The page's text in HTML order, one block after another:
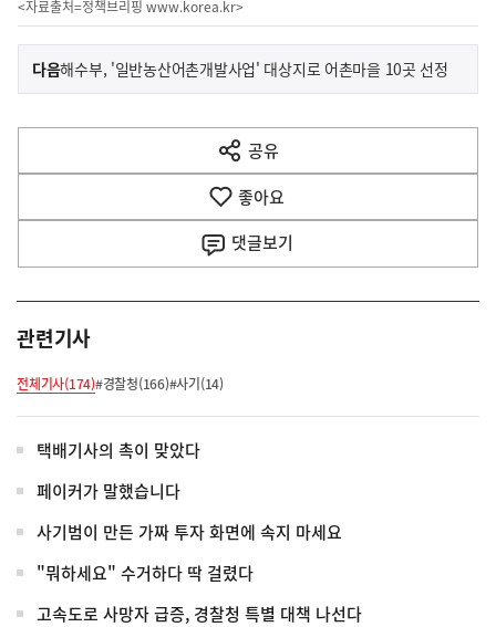
<자료출처=정책브리핑 www.korea.kr>
이
전
다
음
다음기
해수부, '일반농산어촌개발사업' 대상지로 어촌마을 10곳 선정
공유
열
기
좋아요
댓글보기
관련기사
전체기사(174)#경찰청(166)#사기(14)
택배기사의 촉이 맞았다
페이커가 말했습니다
사기범이 만든 가짜 투자 화면에 속지 마세요
"뭐하세요" 수거하다 딱 걸렸다
고속도로 사망자 급증, 경찰청 특별 대책 나선다